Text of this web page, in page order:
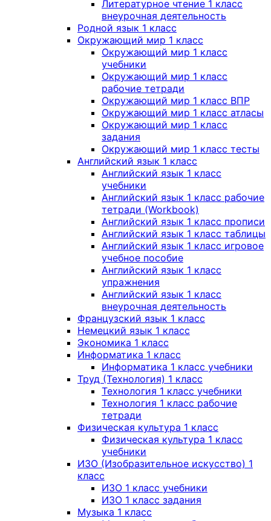
Литературное чтение 1 класс
внеурочная деятельность
Родной язык 1 класс
Окружающий мир 1 класс
Окружающий мир 1 класс
учебники
Окружающий мир 1 класс
рабочие тетради
Окружающий мир 1 класс ВПР
Окружающий мир 1 класс атласы
Окружающий мир 1 класс
задания
Окружающий мир 1 класс тесты
Английский язык 1 класс
Английский язык 1 класс
учебники
Английский язык 1 класс рабочие
тетради (Workbook)
Английский язык 1 класс прописи
Английский язык 1 класс таблицы
Английский язык 1 класс игровое
учебное пособие
Английский язык 1 класс
упражнения
Английский язык 1 класс
внеурочная деятельность
Французский язык 1 класс
Немецкий язык 1 класс
Экономика 1 класс
Информатика 1 класс
Информатика 1 класс учебники
Труд (Технология) 1 класс
Технология 1 класс учебники
Технология 1 класс рабочие
тетради
Физическая культура 1 класс
Физическая культура 1 класс
учебники
ИЗО (Изобразительное искусство) 1
класс
ИЗО 1 класс учебники
ИЗО 1 класс задания
Музыка 1 класс